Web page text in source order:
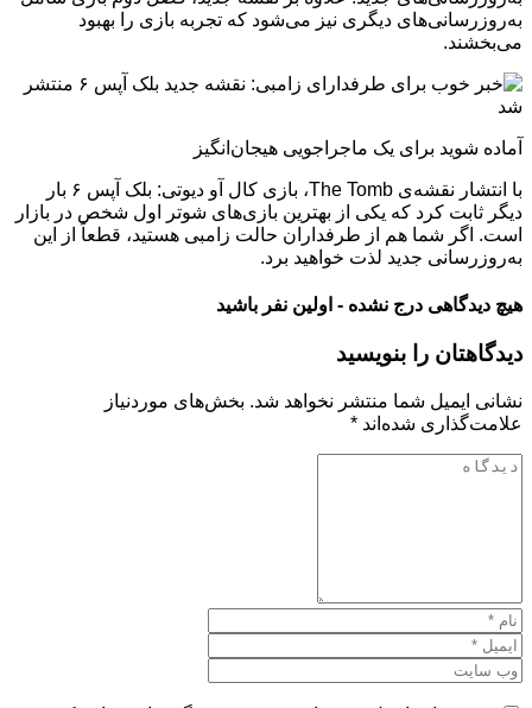
به‌روزرسانی‌های دیگری نیز می‌شود که تجربه بازی را بهبود
می‌بخشند.
آماده شوید برای یک ماجراجویی هیجان‌انگیز
با انتشار نقشه‌ی The Tomb، بازی کال آو دیوتی: بلک آپس ۶ بار
دیگر ثابت کرد که یکی از بهترین بازی‌های شوتر اول شخص در بازار
است. اگر شما هم از طرفداران حالت زامبی هستید، قطعاً از این
به‌روزرسانی جدید لذت خواهید برد.
هیچ دیدگاهی درج نشده - اولین نفر باشید
دیدگاهتان را بنویسید
نشانی ایمیل شما منتشر نخواهد شد. بخش‌های موردنیاز
علامت‌گذاری شده‌اند *